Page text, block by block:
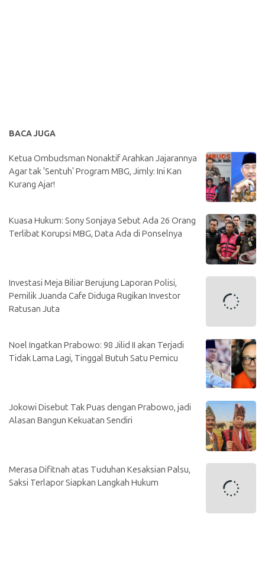
BACA JUGA
Ketua Ombudsman Nonaktif Arahkan Jajarannya
Agar tak 'Sentuh' Program MBG, Jimly: Ini Kan
Kurang Ajar!
Kuasa Hukum: Sony Sonjaya Sebut Ada 26 Orang
Terlibat Korupsi MBG, Data Ada di Ponselnya
Investasi Meja Biliar Berujung Laporan Polisi,
Pemilik Juanda Cafe Diduga Rugikan Investor
Ratusan Juta
Noel Ingatkan Prabowo: 98 Jilid II akan Terjadi
Tidak Lama Lagi, Tinggal Butuh Satu Pemicu
Jokowi Disebut Tak Puas dengan Prabowo, jadi
Alasan Bangun Kekuatan Sendiri
Merasa Difitnah atas Tuduhan Kesaksian Palsu,
Saksi Terlapor Siapkan Langkah Hukum